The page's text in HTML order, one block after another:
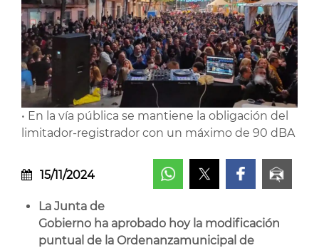
• En la vía pública se mantiene la obligación del
limitador-registrador con un máximo de 90 dBA
15/11/2024
La Junta de
Gobierno ha aprobado hoy la modificación
puntual de la Ordenanzamunicipal de